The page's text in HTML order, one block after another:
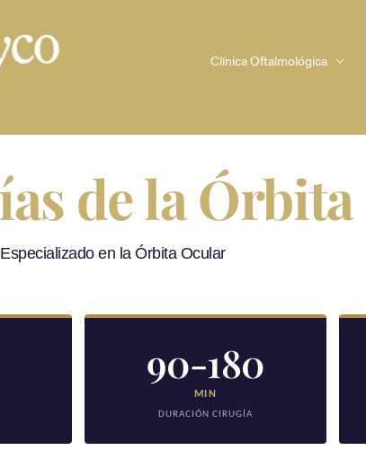
Clínica Oftalmológica
de la Órbita
en la Órbita Ocular
90-180
MIN
DURACIÓN CIRUGÍA